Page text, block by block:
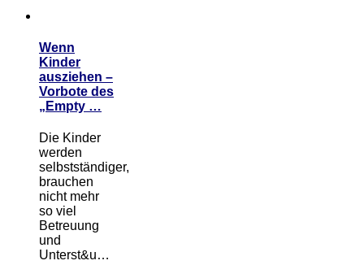
Wenn
Kinder
ausziehen –
Vorbote des
„Empty …
Die Kinder
werden
selbstständiger,
brauchen
nicht mehr
so viel
Betreuung
und
Unterst&u…